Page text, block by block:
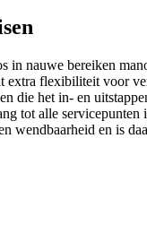
in nauwe bereiken
flexibiliteit voor
die het in- en
tot alle
wendbaarheid en is